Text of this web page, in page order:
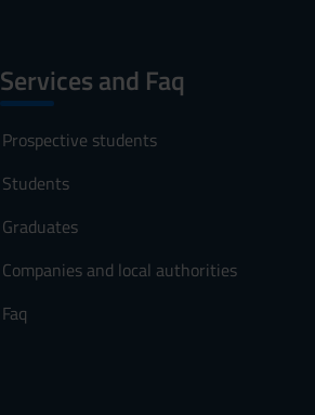
Services and Faq
Prospective students
Students
Graduates
Companies and local authorities
Faq